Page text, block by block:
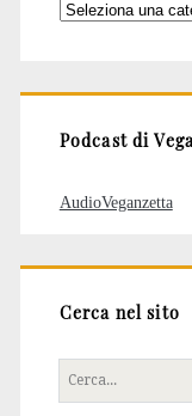
Categorie
Podcast di
AudioVeganzetta
Cerca nel sito
Cerca
per: